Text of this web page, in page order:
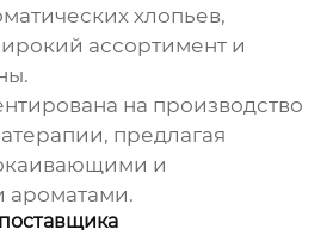
хлопьев,
ассортимент и
на производство
предлагая
и